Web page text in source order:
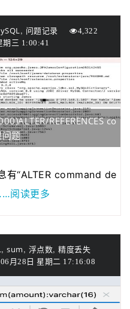
, 问题记录
4,322
期三 1:00:41
REFERENCES co
题
有“ALTER command de
阅读更多
, sum, 浮点数, 精度丢失
月28日 星期二 17:16:08